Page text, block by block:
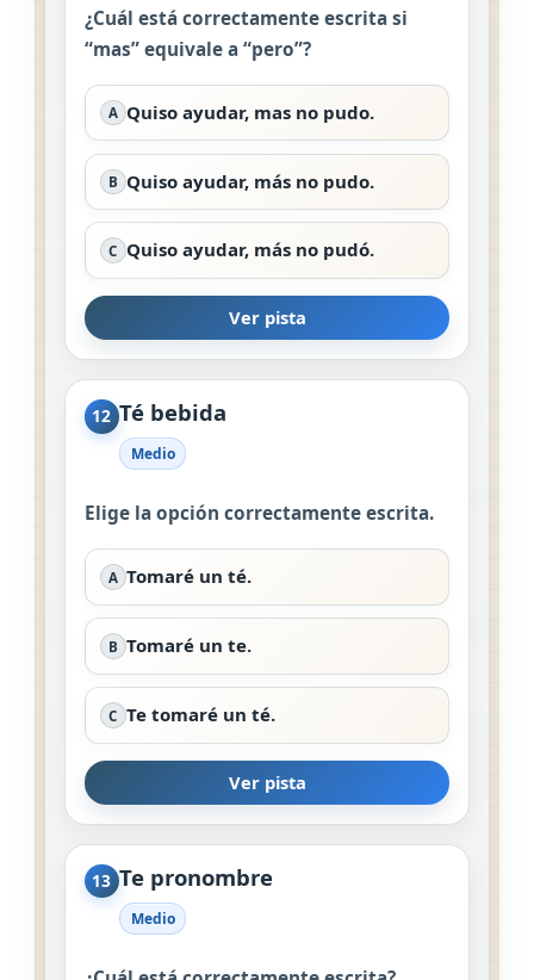
¿Cuál está correctamente escrita si
“mas” equivale a “pero”?
A Quiso ayudar, mas no pudo.
B Quiso ayudar, más no pudo.
C Quiso ayudar, más no pudó.
Ver pista
12 Té bebida
Medio
Elige la opción correctamente escrita.
A Tomaré un té.
B Tomaré un te.
C Te tomaré un té.
Ver pista
13 Te pronombre
Medio